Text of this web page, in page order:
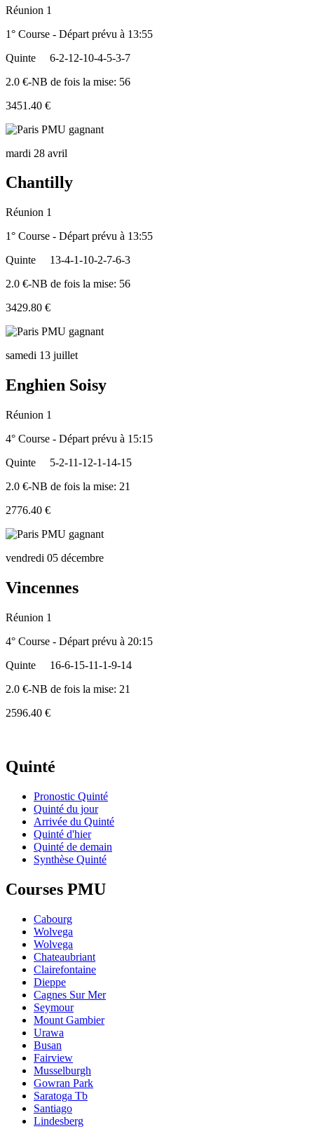
Réunion 1
1° Course - Départ prévu à 13:55
Quinte
6-2-12-10-4-5-3-7
2.0 €-NB de fois la mise: 56
3451.40 €
mardi 28 avril
Chantilly
Réunion 1
1° Course - Départ prévu à 13:55
Quinte
13-4-1-10-2-7-6-3
2.0 €-NB de fois la mise: 56
3429.80 €
samedi 13 juillet
Enghien Soisy
Réunion 1
4° Course - Départ prévu à 15:15
Quinte
5-2-11-12-1-14-15
2.0 €-NB de fois la mise: 21
2776.40 €
vendredi 05 décembre
Vincennes
Réunion 1
4° Course - Départ prévu à 20:15
Quinte
16-6-15-11-1-9-14
2.0 €-NB de fois la mise: 21
2596.40 €
Quinté
Pronostic Quinté
Quinté du jour
Arrivée du Quinté
Quinté d'hier
Quinté de demain
Synthèse Quinté
Courses PMU
Cabourg
Wolvega
Wolvega
Chateaubriant
Clairefontaine
Dieppe
Cagnes Sur Mer
Seymour
Mount Gambier
Urawa
Busan
Fairview
Musselburgh
Gowran Park
Saratoga Tb
Santiago
Lindesberg